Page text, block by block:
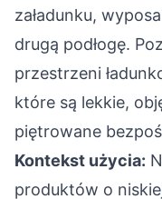
załadunku,
drugą podłogę.
przestrzeni
które są lekkie,
piętrowane
Kontekst użycia:
produktów o